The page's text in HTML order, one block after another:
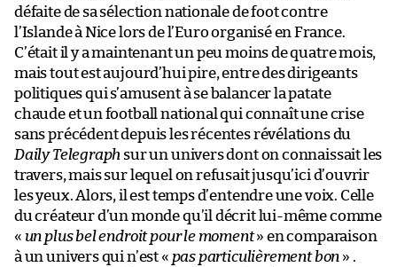
défaite de sa sélection nationale de foot contre
l’Islande à Nice lors de l’Euro organisé en France.
C’était il y a maintenant un peu moins de quatre mois,
mais tout est aujourd’hui pire, entre des dirigeants
politiques qui s’amusent à se balancer la patate
chaude et un football national qui connaît une crise
sans précédent depuis les récentes révélations du
Daily Telegraph sur un univers dont on connaissait les
travers, mais sur lequel on refusait jusqu’ici d’ouvrir
les yeux. Alors, il est temps d’entendre une voix. Celle
du créateur d’un monde qu’il décrit lui-même comme
« un plus bel endroit pour le moment» en comparaison
à un univers qui n’est « pas particulièrement bon » .